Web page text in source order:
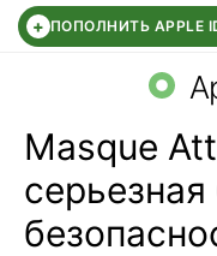
+ ПОПОЛНИТЬ APPLE
WHATSAPP
Masque